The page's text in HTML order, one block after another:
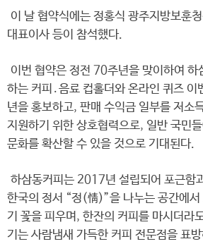
이 날 협약식에는 정홍식 광주지방보훈
대표이사 등이 참석했다.
이번 협약은 정전 70주년을 맞이하여 하
하는 커피․음료 컵홀더와 온라인 퀴즈
년을 홍보하고, 판매 수익금 일부를 저소
지원하기 위한 상호협력으로, 일반 국민
문화를 확산할 수 있을 것으로 기대된다.
하삼동커피는 2017년 설립되어 포근함
한국의 정서 “정(情)”을 나누는 공간에
기 꽃을 피우며, 한잔의 커피를 마시더라
기는 사람냄새 가득한 커피 전문점을 표